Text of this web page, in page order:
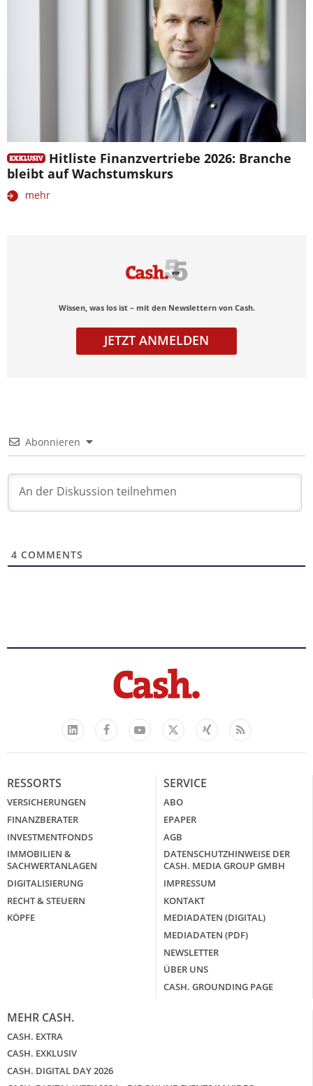
Hitliste Finanzvertriebe 2026: Branche
bleibt auf Wachstumskurs
mehr
Wissen, was los ist – mit den Newslettern von Cash.
JETZT ANMELDEN
Abonnieren
4 COMMENTS
LinkedIn
FacebookYouTube
X
Xing Feed
RESSORTS
VERSICHERUNGEN
FINANZBERATER
INVESTMENTFONDS
IMMOBILIEN &
SACHWERTANLAGEN
DIGITALISIERUNG
RECHT & STEUERN
KÖPFE
SERVICE
ABO
EPAPER
AGB
DATENSCHUTZHINWEISE DER
CASH. MEDIA GROUP GMBH
IMPRESSUM
KONTAKT
MEDIADATEN (DIGITAL)
MEDIADATEN (PDF)
NEWSLETTER
ÜBER UNS
CASH. GROUNDING PAGE
MEHR CASH.
CASH. EXTRA
CASH. EXKLUSIV
CASH. DIGITAL DAY 2026